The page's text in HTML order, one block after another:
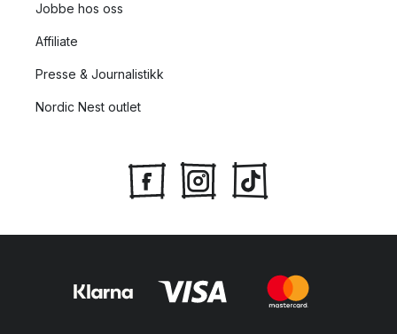
Jobbe hos oss
Affiliate
Presse & Journalistikk
Nordic Nest outlet